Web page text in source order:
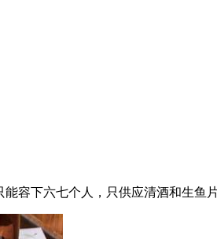
容下六七个人，只供应清酒和生鱼